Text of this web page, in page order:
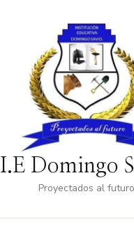
I.E Domingo
Proyectados al futuro